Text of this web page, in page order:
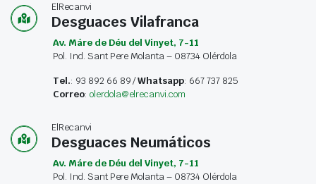
ElRecanvi
Desguaces Vilafranca
Av. Máre de Déu del Vinyet, 7-11
Pol. Ind. Sant Pere Molanta – 08734 Olérdola
Tel.: 93 892 66 89 /Whatsapp: 667 737 825
Correo: olerdola@elrecanvi.com
ElRecanvi
Desguaces Neumáticos
Av. Máre de Déu del Vinyet, 7-11
Pol. Ind. Sant Pere Molanta – 08734 Olérdola